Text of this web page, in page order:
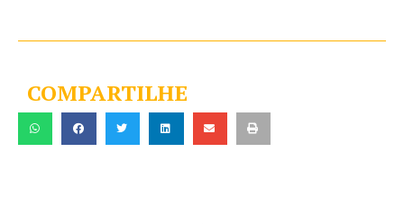
COMPARTILHE